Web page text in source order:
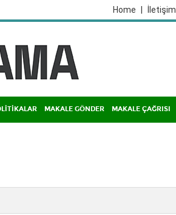
İletişim
Home
MAKALE GÖNDER MAKALE ÇAĞRISI